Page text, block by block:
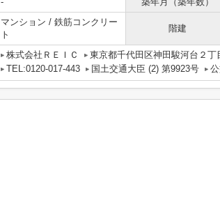
マンション / 鉄筋コンクリー
ト
階建
株式会社ＲＥＩＣ
東京都千代田区神田駿河台２
TEL:0120-017-443
国土交通大臣 (2) 第9923号